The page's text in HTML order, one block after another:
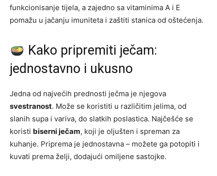
funkcionisanje tijela, a zajedno sa vitaminima A i E
pomažu u jačanju imuniteta i zaštiti stanica od oštećenja.
Kako pripremiti ječam:
jednostavno i ukusno
Jedna od najvećih prednosti ječma je njegova
svestranost. Može se koristiti u različitim jelima, od
slanih supa i variva, do slatkih poslastica. Najčešće se
koristi biserni ječam, koji je oljušten i spreman za
kuhanje. Priprema je jednostavna – možete ga potopiti i
kuvati prema želji, dodajući omiljene sastojke.